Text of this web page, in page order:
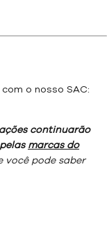
o nosso SAC:
continuarão
marcas do
você pode saber